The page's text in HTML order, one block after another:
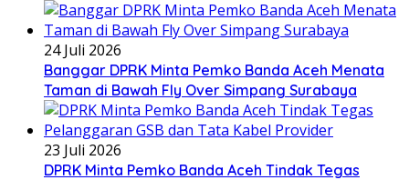
24 Juli 2026
Banggar DPRK Minta Pemko Banda Aceh Menata
Taman di Bawah Fly Over Simpang Surabaya
23 Juli 2026
DPRK Minta Pemko Banda Aceh Tindak Tegas